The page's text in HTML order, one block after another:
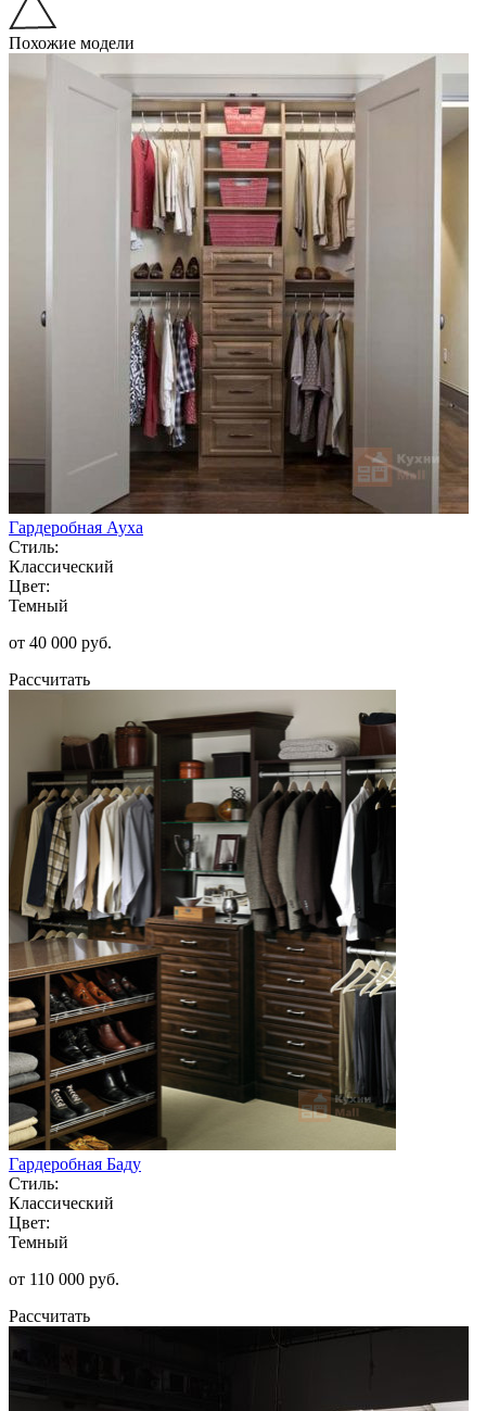
Похожие модели
Гардеробная Ауха
Стиль:
Классический
Цвет:
Темный
от 40 000 руб.
Рассчитать
Гардеробная Баду
Стиль:
Классический
Цвет:
Темный
от 110 000 руб.
Рассчитать